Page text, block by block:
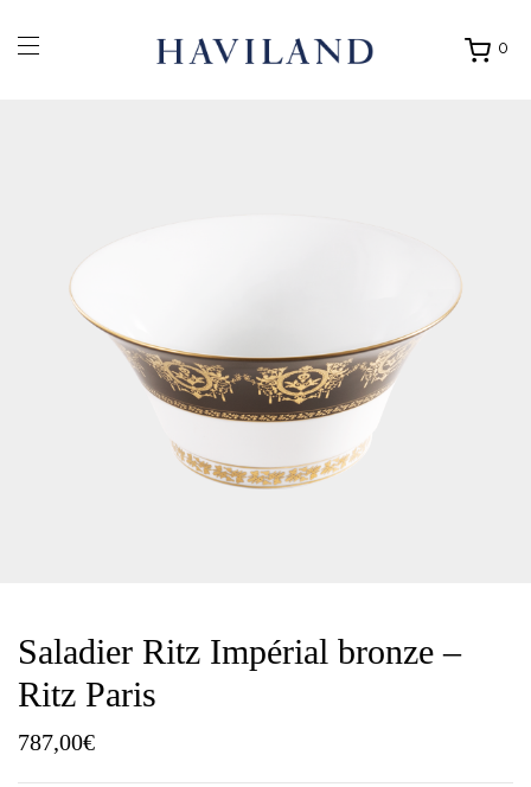
0
Ouvrir
Saladier Ritz Impérial bronze –
Ritz Paris
787,00€